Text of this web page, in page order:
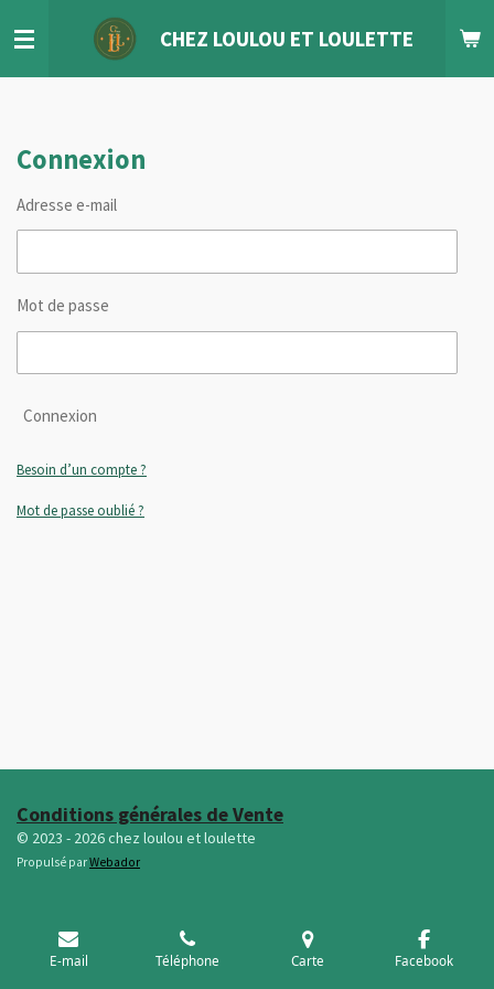
au
CHEZ LOULOU ET LOULETTE
Connexion
Adresse e-mail
Mot de passe
Connexion
Besoin d’un compte ?
Mot de passe oublié ?
Conditions générales de Vente
© 2023 - 2026 chez loulou et loulette
Propulsé parWebador
E-mail Téléphone Carte Facebook